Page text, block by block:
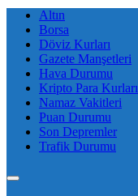
Altın
Borsa
Döviz Kurları
Gazete Manşetleri
Hava Durumu
Kripto Para Kurları
Namaz Vakitleri
Puan Durumu
Son Depremler
Trafik Durumu